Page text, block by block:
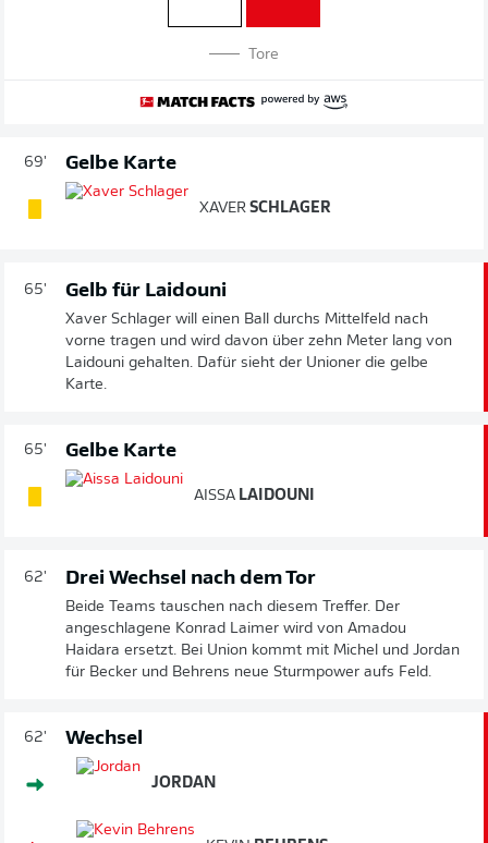
Tore
69' Gelbe Karte
XAVER SCHLAGER
65' Gelb für Laidouni
Xaver Schlager will einen Ball durchs Mittelfeld nach
vorne tragen und wird davon über zehn Meter lang von
Laidouni gehalten. Dafür sieht der Unioner die gelbe
Karte.
65' Gelbe Karte
AISSA LAIDOUNI
62' Drei Wechsel nach dem Tor
Beide Teams tauschen nach diesem Treffer. Der
angeschlagene Konrad Laimer wird von Amadou
Haidara ersetzt. Bei Union kommt mit Michel und Jordan
für Becker und Behrens neue Sturmpower aufs Feld.
62' Wechsel
JORDAN